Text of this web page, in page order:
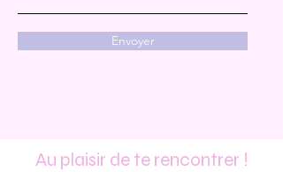
Envoyer
Au plaisir de te rencontrer !